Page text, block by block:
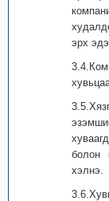
эрх
болон
хэлнэ.